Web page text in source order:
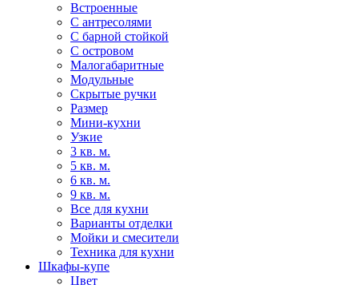
Встроенные
С антресолями
С барной стойкой
С островом
Малогабаритные
Модульные
Скрытые ручки
Размер
Мини-кухни
Узкие
3 кв. м.
5 кв. м.
6 кв. м.
9 кв. м.
Все для кухни
Варианты отделки
Мойки и смесители
Техника для кухни
Шкафы-купе
Цвет